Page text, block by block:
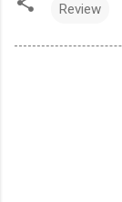
Review